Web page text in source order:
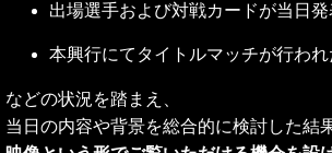
出場選手および対戦カードが当日
本興行にてタイトルマッチが行われ
などの状況を踏まえ、
当日の内容や背景を総合的に検討した結果